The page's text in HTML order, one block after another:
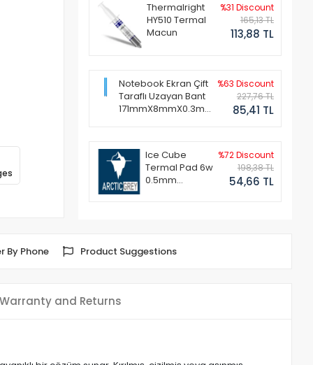
Thermalright
HY510 Termal
Macun
%31 Discount
165,13 TL
113,88 TL
Notebook Ekran Çift
Taraflı Uzayan Bant
171mmX8mmX0.3mm
%63 Discount
227,76 TL
85,41 TL
Ice Cube
Termal Pad 6w
0.5mm
%72 Discount
198,38 TL
54,66 TL
By Phone Product Suggestions
Warranty and Returns